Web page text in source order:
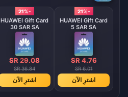
-21%
HUAWEI Gift Card
5 SAR SA
SR 4.76
SR 6.01
اشترِ الآن
-21%
HUAWEI Gift Card
30 SAR SA
SR 29.08
SR 36.84
اشترِ الآن